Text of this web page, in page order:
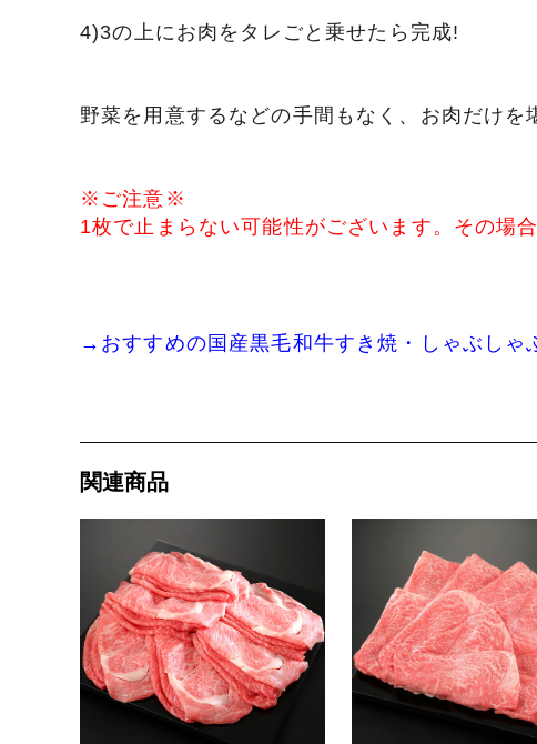
4)3の上にお肉をタレごと乗せたら完成!
野菜を用意するなどの手間もなく、お肉だけ
※ご注意※
1枚で止まらない可能性がございます。その場
→おすすめの国産黒毛和牛すき焼・しゃぶしゃ
関連商品